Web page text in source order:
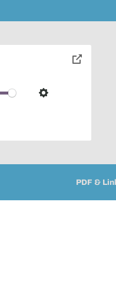
Settings
toggle
PDF &